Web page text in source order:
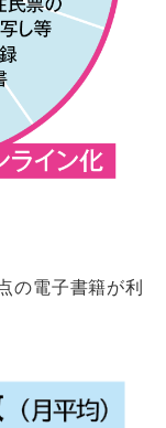
の電子書籍が利